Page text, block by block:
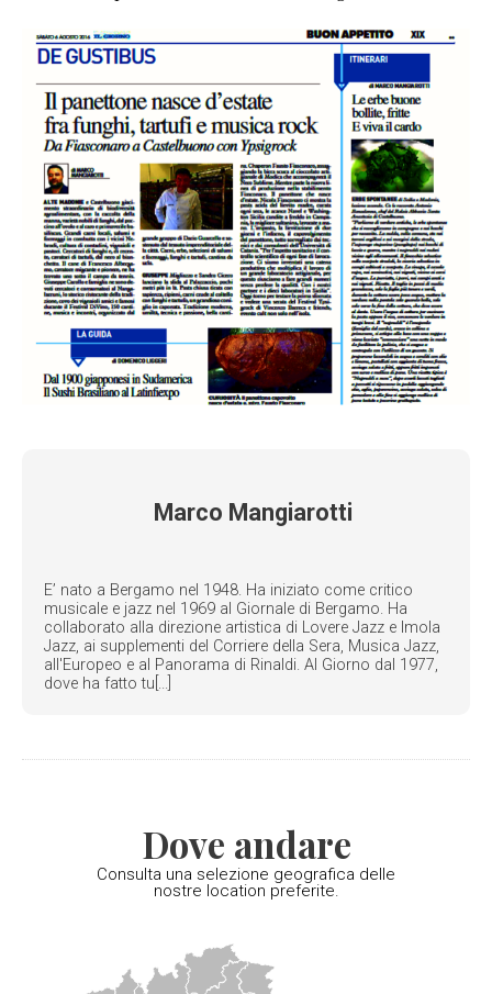
Marco Mangiarotti
E’ nato a Bergamo nel 1948. Ha iniziato come critico
musicale e jazz nel 1969 al Giornale di Bergamo. Ha
collaborato alla direzione artistica di Lovere Jazz e Imola
Jazz, ai supplementi del Corriere della Sera, Musica Jazz,
all'Europeo e al Panorama di Rinaldi. Al Giorno dal 1977,
dove ha fatto tu[...]
Dove andare
Consulta una selezione geografica delle
nostre location preferite.